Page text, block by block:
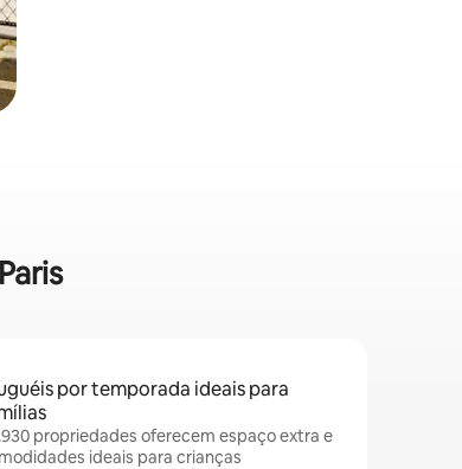
por temporada ideais para
propriedades oferecem espaço extra e
ideais para crianças